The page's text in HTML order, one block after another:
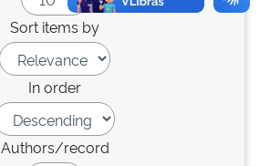
Sort items by
In order
Authors/record